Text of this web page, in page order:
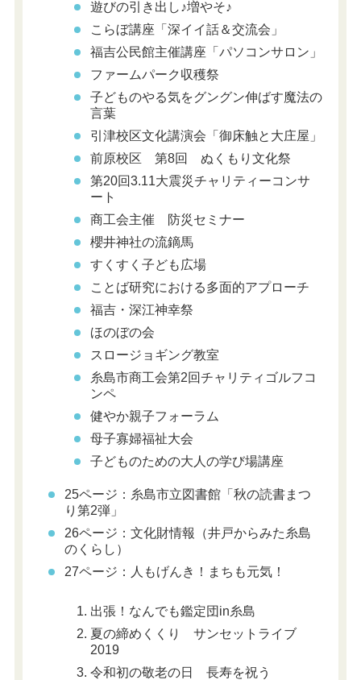
遊びの引き出し♪増やそ♪
こらぼ講座「深イイ話＆交流会」
福吉公民館主催講座「パソコンサロン」
ファームパーク収穫祭
子どものやる気をグングン伸ばす魔法の
言葉
引津校区文化講演会「御床触と大庄屋」
前原校区 第8回 ぬくもり文化祭
第20回3.11大震災チャリティーコンサ
ート
商工会主催 防災セミナー
櫻井神社の流鏑馬
すくすく子ども広場
ことば研究における多面的アプローチ
福吉・深江神幸祭
ほのぼの会
スロージョギング教室
糸島市商工会第2回チャリティゴルフコ
ンペ
健やか親子フォーラム
母子寡婦福祉大会
子どものための大人の学び場講座
25ページ：糸島市立図書館「秋の読書まつ
り第2弾」
26ページ：文化財情報（井戸からみた糸島
のくらし）
27ページ：人もげんき！まちも元気！
出張！なんでも鑑定団in糸島
夏の締めくくり サンセットライブ
2019
令和初の敬老の日 長寿を祝う